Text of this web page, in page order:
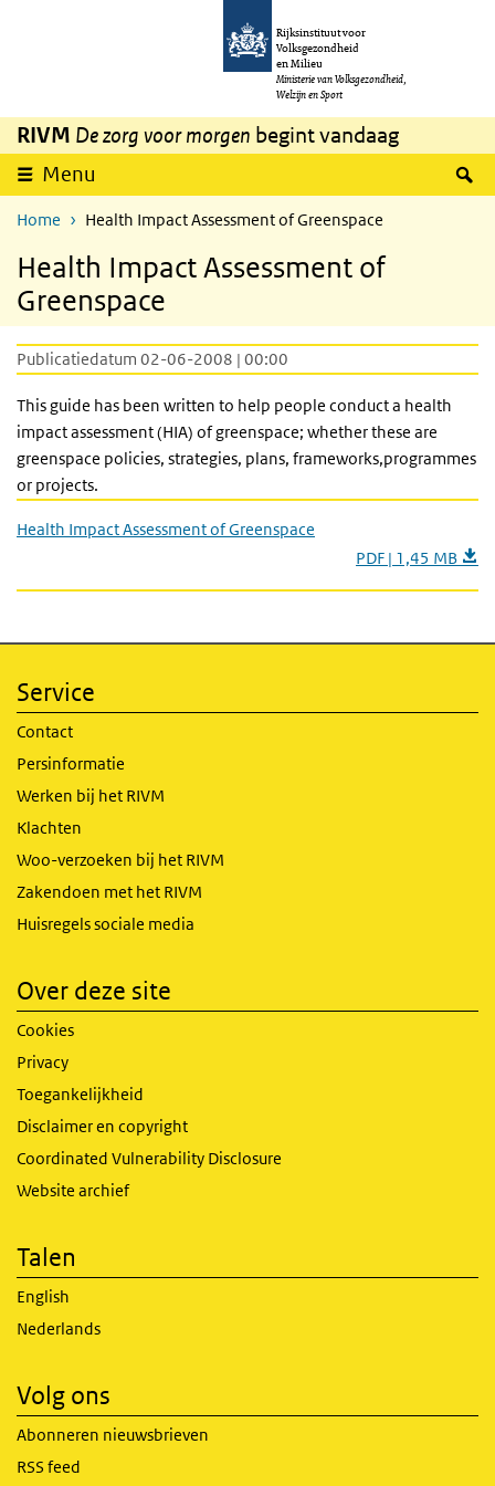
Overslaan en naar de inhoud gaan
Rijksinstituut voor
Volksgezondheid
en Milieu
Ministerie van Volksgezondheid,
Welzijn en Sport
RIVM De zorg voor morgen begint vandaag
Menu
Home Health Impact Assessment of Greenspace
Health Impact Assessment of
Greenspace
Publicatiedatum 02-06-2008 | 00:00
This guide has been written to help people conduct a health
impact assessment (HIA) of greenspace; whether these are
greenspace policies, strategies, plans, frameworks,programmes
or projects.
Health Impact Assessment of Greenspace
PDF | 1,45 MB
Service
Contact
Persinformatie
Werken bij het RIVM
Klachten
Woo-verzoeken bij het RIVM
Zakendoen met het RIVM
Huisregels sociale media
Over deze site
Cookies
Privacy
Toegankelijkheid
Disclaimer en copyright
Coordinated Vulnerability Disclosure
Website archief
Talen
English
Nederlands
Volg ons
Abonneren nieuwsbrieven
RSS feed